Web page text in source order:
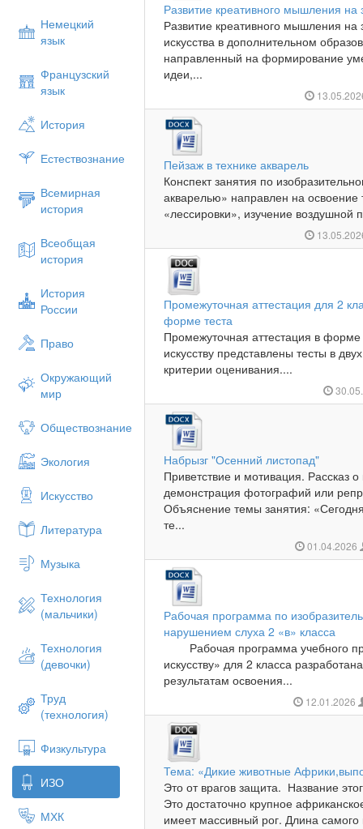
Немецкий
язык
Французский
язык
История
Естествознание
Всемирная
история
Всеобщая
история
История
России
Право
Окружающий
мир
Обществознание
Экология
Искусство
Литература
Музыка
Технология
(мальчики)
Технология
(девочки)
Труд
(технология)
Физкультура
ИЗО
МХК
Развитие креативного мышления на
Развитие креативного мышления на
искусства в дополнительном
направленный на формирование
идеи,...
Пейзаж в технике акварель
Конспект занятия по
акварелью» направлен на
«лессировки», изучение воздушной
Промежуточная аттестация для 2
форме теста
Промежуточная аттестация в форме
искусству представлены тесты в
критерии оценивания....
Набрызг "Осенний листопад"
Приветствие и мотивация. Рассказ
демонстрация фотографий или
Объяснение темы занятия:
те...
01.04.2026
Рабочая программа по
нарушением слуха 2 «в» класса
Рабочая программа учебного
искусству» для 2 класса
результатам освоения...
12.01.2026
Тема: «Дикие животные
Это от врагов защита. Название
Это достаточно крупное
имеет массивный рог. Длина самого